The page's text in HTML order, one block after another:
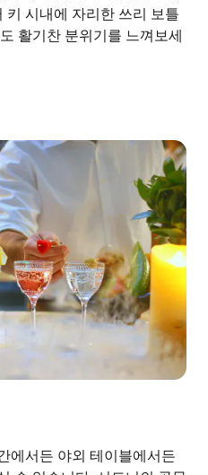
시내에 자리한 쓰리 보틀
활기찬 분위기를 느껴보세
에서든 야외 테이블에서든